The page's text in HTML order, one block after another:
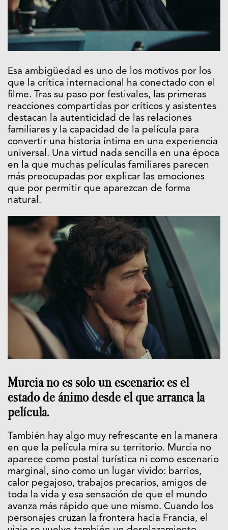
Esa ambigüedad es uno de los motivos por los
que la crítica internacional ha conectado con el
filme. Tras su paso por festivales, las primeras
reacciones compartidas por críticos y asistentes
destacan la autenticidad de las relaciones
familiares y la capacidad de la película para
convertir una historia íntima en una experiencia
universal. Una virtud nada sencilla en una época
en la que muchas películas familiares parecen
más preocupadas por explicar las emociones
que por permitir que aparezcan de forma
natural.
Murcia no es solo un escenario: es el
estado de ánimo desde el que arranca la
película.
También hay algo muy refrescante en la manera
en que la película mira su territorio. Murcia no
aparece como postal turística ni como escenario
marginal, sino como un lugar vivido: barrios,
calor pegajoso, trabajos precarios, amigos de
toda la vida y esa sensación de que el mundo
avanza más rápido que uno mismo. Cuando los
personajes cruzan la frontera hacia Francia, el